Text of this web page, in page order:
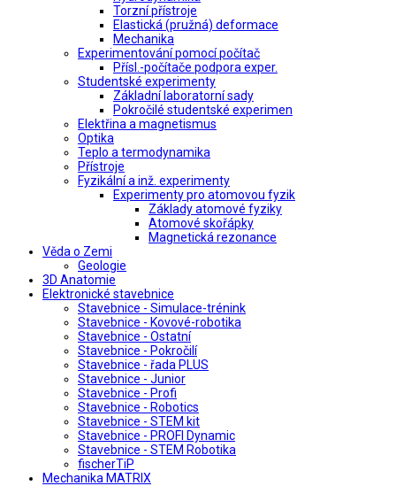
Torzní přístroje
Elastická (pružná) deformace
Mechanika
Experimentování pomocí počítač
Přísl.-počítače podpora exper.
Studentské experimenty
Základní laboratorní sady
Pokročilé studentské experimen
Elektřina a magnetismus
Optika
Teplo a termodynamika
Přístroje
Fyzikální a inž. experimenty
Experimenty pro atomovou fyzik
Základy atomové fyziky
Atomové skořápky
Magnetická rezonance
Věda o Zemi
Geologie
3D Anatomie
Elektronické stavebnice
Stavebnice - Simulace-trénink
Stavebnice - Kovové-robotika
Stavebnice - Ostatní
Stavebnice - Pokročilí
Stavebnice - řada PLUS
Stavebnice - Junior
Stavebnice - Profi
Stavebnice - Robotics
Stavebnice - STEM kit
Stavebnice - PROFI Dynamic
Stavebnice - STEM Robotika
fischerTiP
Mechanika MATRIX